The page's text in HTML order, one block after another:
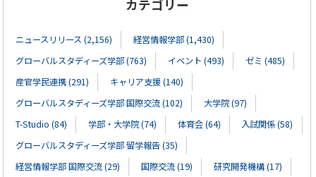
カテゴリー
ニュースリリース (2,156)
経営情報学部 (1,430)
グローバルスタディーズ学部 (763)
イベント (493)
ゼミ (485)
産官学民連携 (291)
キャリア支援 (140)
グローバルスタディーズ学部 国際交流 (102)
大学院 (97)
T-Studio (84)
学部・大学院 (74) 体育会 (64)
入試関係 (58)
グローバルスタディーズ学部 留学報告 (35)
経営情報学部 国際交流 (29)
国際交流 (19)
研究開発機構 (17)